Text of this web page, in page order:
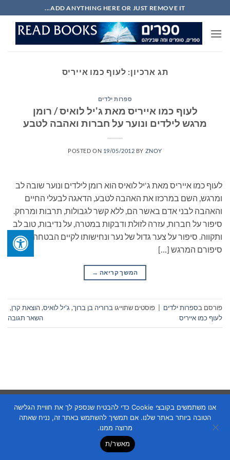
to
content
ADD ANYTHING HERE OR JUST REMOVE IT...
תג ארכיון: לעוף כמו אייריס
ספרות ילדים
לעוף כמו אייריס מאת ג'יל לואיס / רומן
מרגש לילדים ונוער על חברות ואהבה לטבע
POSTED ON 19/05/2012 BY ZNOY
לעוף כמו אייריס מאת ג'יל לואיס הוא רומן לילדים ונוער שובה לב
ומרגש, השם במרכזו את האהבה לטבע, הדאגה לבעלי החיים
והאהבה לבני אדם באשר הם, ללא קשר לגבולות, תרבות ומרחק.
סיפור על חברות, עזרה לזולת ודבקות במטרה, על נדיבות, טוב לב
ותקווה. סיפור על צער גדול של נער ונחישותו לקיים הבטחה. זהו
סיפורם המרגש […]
המשך קריאה →
פורסם בספרות ילדים פוסטים שתוייגו ברוריה בן ברוך, ג'יל לואיס,הוצאת קרן,
לעוף כמו אייריס
השאר תגובה
אנו משתמשים בקובצי Cookie כדי להבטיח שנספק לך את חוויית הגלישה
הטובה ביותר באתר שלנו. אם תמשיך להשתמש באתר זה, נניח שאתה
מרוצה ממנו.
מאשר/ת